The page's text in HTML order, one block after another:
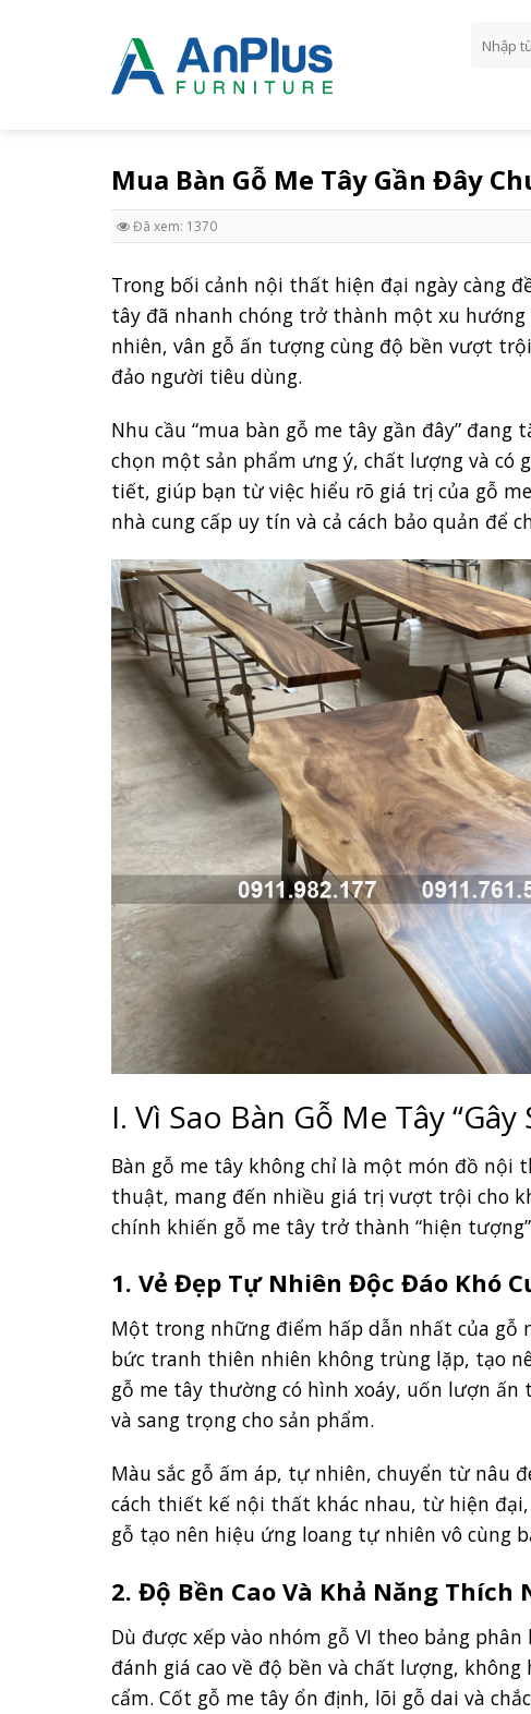
kiếm:
Mua Bàn Gỗ Me Tây Gần Đây
Đã xem: 1370
Trong bối cảnh nội thất hiện đại ngày càng
tây đã nhanh chóng trở thành một xu
nhiên, vân gỗ ấn tượng cùng độ bền vượt
đảo người tiêu dùng.
Nhu cầu “mua bàn gỗ me tây gần đây”
chọn một sản phẩm ưng ý, chất lượng và có
tiết, giúp bạn từ việc hiểu rõ giá trị của gỗ
nhà cung cấp uy tín và cả cách bảo quản để
I. Vì Sao Bàn Gỗ Me Tây
Bàn gỗ me tây không chỉ là một món đồ
thuật, mang đến nhiều giá trị vượt trội cho
chính khiến gỗ me tây trở thành “hiện
1. Vẻ Đẹp Tự Nhiên Độc Đáo Khó
Một trong những điểm hấp dẫn nhất của
bức tranh thiên nhiên không trùng lặp, tạo
gỗ me tây thường có hình xoáy, uốn lượn
và sang trọng cho sản phẩm.
Màu sắc gỗ ấm áp, tự nhiên, chuyển từ nâu
cách thiết kế nội thất khác nhau, từ hiện
gỗ tạo nên hiệu ứng loang tự nhiên vô cùng
2. Độ Bền Cao Và Khả Năng Thích
Dù được xếp vào nhóm gỗ VI theo bảng
đánh giá cao về độ bền và chất lượng,
cẩm. Cốt gỗ me tây ổn định, lõi gỗ dai và